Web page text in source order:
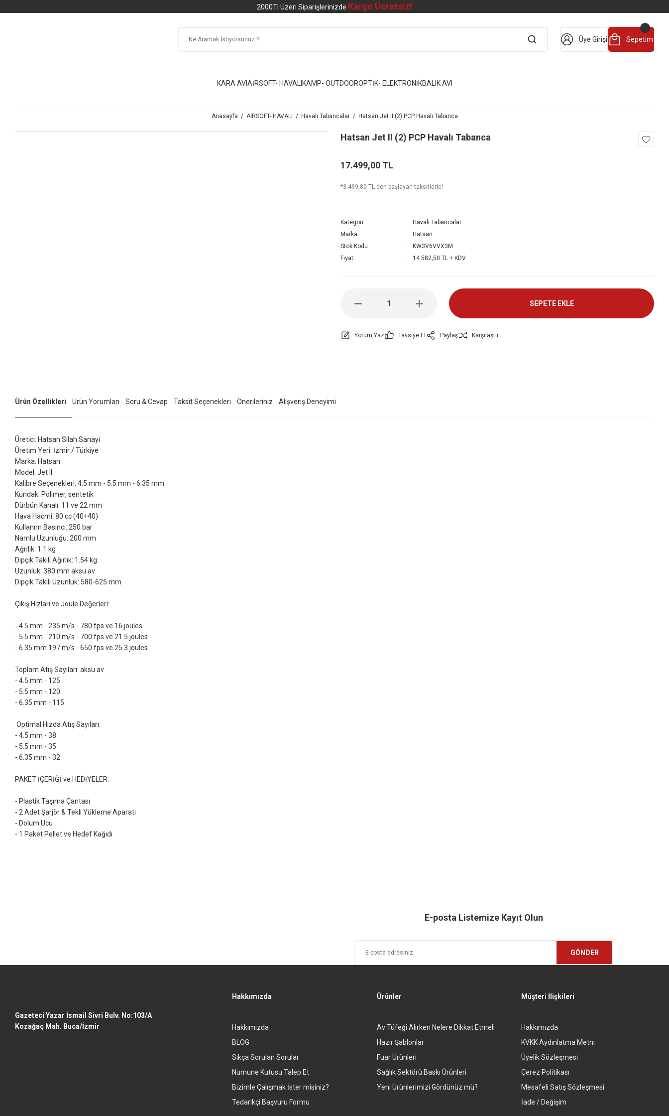
2000Tl Üzeri Siparişlerinizde Kargo Ücretsiz!
Üye Girişi Sepetim
KARA AVIAİRSOFT- HAVALI KAMP- OUTDOOROPTİK- ELEKTRONİKBALIK AVI
Anasayfa AİRSOFT- HAVALI Havalı Tabancalar Hatsan Jet II (2) PCP Havalı Tabanca
Hatsan Jet II (2) PCP Havalı Tabanca
17.499,00 TL
*3.499,80 TL den başlayan taksitlerle!
Kategori
Havalı Tabancalar
Marka
Hatsan
Stok Kodu
KW3V6VVX3M
Fiyat
14.582,50 TL + KDV
SEPETE EKLE
Yorum Yaz Tavsiye Et Paylaş Karşılaştır
Ürün Özellikleri Ürün Yorumları Soru & Cevap Taksit Seçenekleri Önerileriniz Alışveriş Deneyimi
Üretici: Hatsan Silah Sanayi
Üretim Yeri: İzmir / Türkiye
Marka: Hatsan
Model: Jet II
Kalibre Seçenekleri: 4.5 mm - 5.5 mm - 6.35 mm
Kundak: Polimer, sentetik
Dürbün Kanalı: 11 ve 22 mm
Hava Hacmi: 80 cc (40+40)
Kullanım Basıncı: 250 bar
Namlu Uzunluğu: 200 mm
Ağırlık: 1.1 kg
Dipçik Takılı Ağırlık: 1.54 kg
Uzunluk: 380 mm aksu av
Dipçik Takılı Uzunluk: 580-625 mm
Çıkış Hızları ve Joule Değerleri:
- 4.5 mm - 235 m/s - 780 fps ve 16 joules
- 5.5 mm - 210 m/s - 700 fps ve 21.5 joules
- 6.35 mm 197 m/s - 650 fps ve 25.3 joules
Toplam Atış Sayıları: aksu av
- 4.5 mm - 125
- 5.5 mm - 120
- 6.35 mm - 115
Optimal Hızda Atış Sayıları:
- 4.5 mm - 38
- 5.5 mm - 35
- 6.35 mm - 32
PAKET İÇERİĞİ ve HEDİYELER:
- Plastik Taşıma Çantası
- 2 Adet Şarjör & Tekli Yükleme Aparatı
- Dolum Ucu
- 1 Paket Pellet ve Hedef Kağıdı
E-posta Listemize Kayıt Olun
GÖNDER
Gazeteci Yazar İsmail Sivri Bulv. No:103/A
Kozağaç Mah. Buca/İzmir
Hakkımızda
Hakkımızda
BLOG
Sıkça Sorulan Sorular
Numune Kutusu Talep Et
Bizimle Çalışmak İster misiniz?
Tedarikçi Başvuru Formu
Ürünler
Av Tüfeği Alırken Nelere Dikkat Etmeli
Hazır Şablonlar
Fuar Ürünleri
Sağlık Sektörü Baskı Ürünleri
Yeni Ürünlerimizi Gördünüz mü?
Müşteri İlişkileri
Hakkımızda
KVKK Aydınlatma Metni
Üyelik Sözleşmesi
Çerez Politikası
Mesafeli Satış Sözleşmesi
İade / Değişim